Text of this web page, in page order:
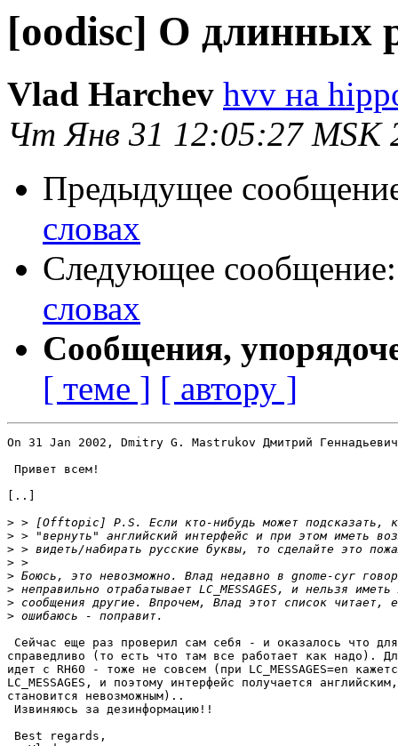
[oodisc] О длинных
Vlad Harchev hvv на
Чт Янв 31 12:05:27 MSK
Предыдущее
словах
Следующее
словах
Сообщения,
[ теме ] [ автору ]
On 31 Jan 2002, Dmitry G. Mastrukov Дмитрий
Привет всем!
[..]
>
>
>
>
>
>
>
>
Сейчас еще раз проверил сам себя - и оказалось что
справедливо (то есть что там все работает как надо).
идет с RH60 - тоже не совсем (при LC_MESSAGES=en
LC_MESSAGES, и поэтому интерфейс получается
становится невозможным)..
Извиняюсь за дезинформацию!!
Best regards,